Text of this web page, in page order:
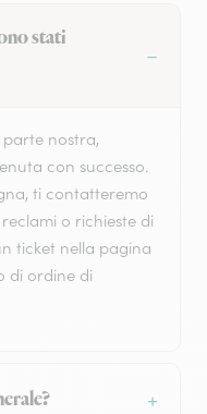
stati
nostra,
con successo.
ti contatteremo
o richieste di
ticket nella pagina
di ordine di